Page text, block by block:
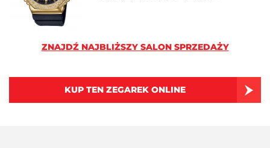
ZNAJDŹ NAJBLIŻSZY SALON SPRZEDAŻY
KUP TEN ZEGAREK ONLINE